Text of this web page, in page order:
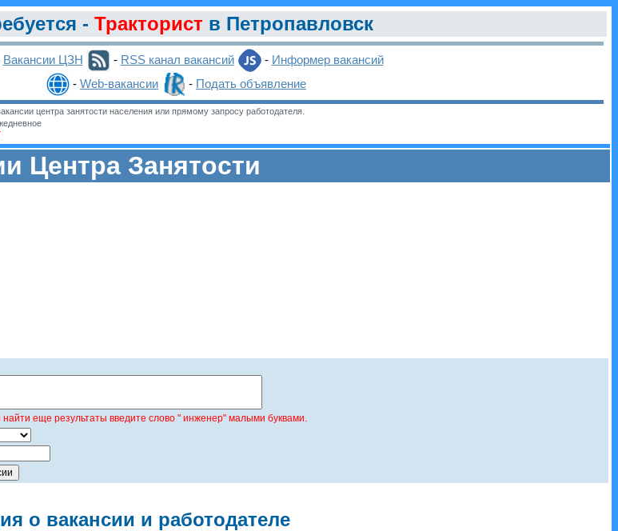
- Тракторист в Петропавловск
Вакансии ЦЗН - RSS канал вакансий - Информер вакансий
- Web-вакансии - Подать объявление
центра занятости населения или прямому запросу работодателя.
Центра Занятости
еще результаты введите слово " инженер" малыми буквами.
о вакансии и работодателе